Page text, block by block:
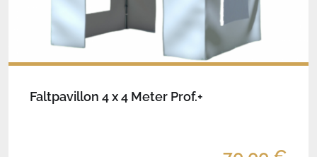
Faltpavillon 4 x 4 Meter Prof.+